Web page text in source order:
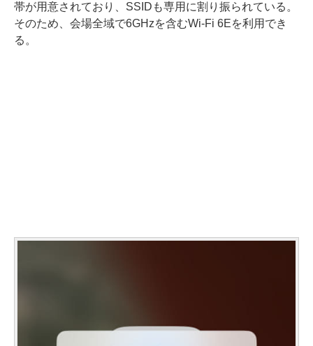
帯が用意されており、SSIDも専用に割り振られている。
そのため、会場全域で6GHzを含むWi-Fi 6Eを利用でき
る。